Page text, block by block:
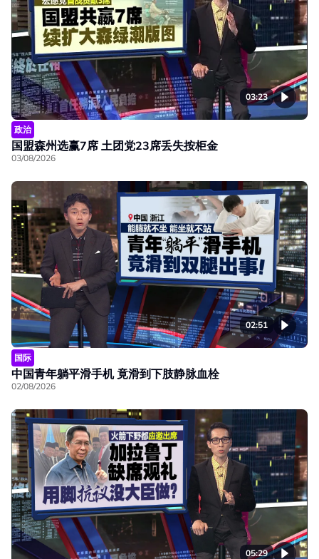
03:23
政治
国盟森州选赢7席 土团党23席丢失按柜金
03/08/2026
02:51
国际
中国青年躺平滑手机 竟滑到下肢静脉血栓
02/08/2026
05:29